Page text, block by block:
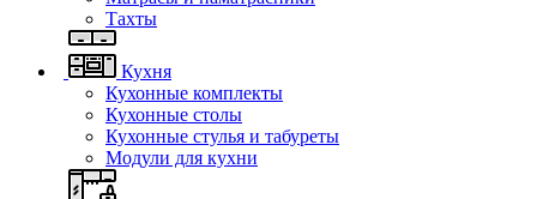
Тахты
Кухня
Кухонные комплекты
Кухонные столы
Кухонные стулья и табуреты
Модули для кухни